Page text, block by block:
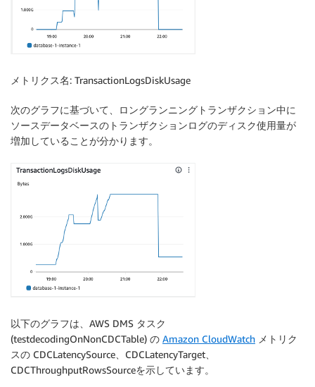
メトリクス名: TransactionLogsDiskUsage
次のグラフに基づいて、ロングランニングトランザクション中に
ソースデータベースのトランザクションログのディスク使用量が
増加していることが分かります。
以下のグラフは、AWS DMS タスク
(testdecodingOnNonCDCTable) の Amazon CloudWatch メトリク
スの CDCLatencySource、CDCLatencyTarget、
CDCThroughputRowsSourceを示しています。